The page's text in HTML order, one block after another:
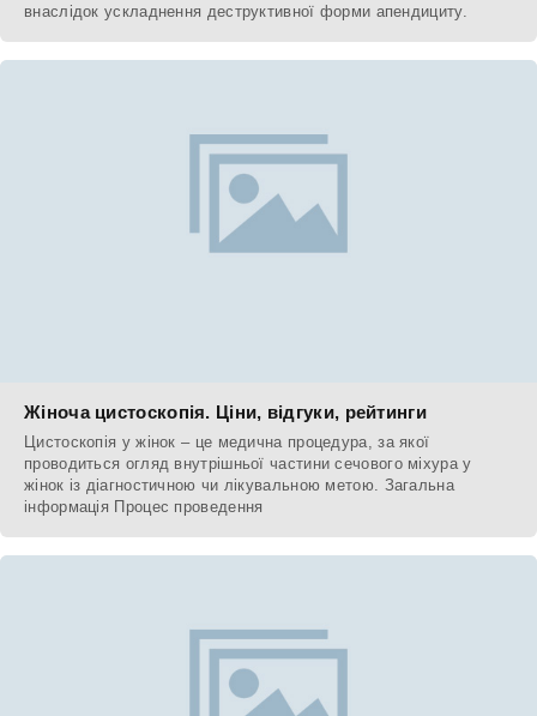
внаслідок ускладнення деструктивної форми апендициту.
Жіноча цистоскопія. Ціни, відгуки, рейтинги
Цистоскопія у жінок – це медична процедура, за якої
проводиться огляд внутрішньої частини сечового міхура у
жінок із діагностичною чи лікувальною метою. Загальна
інформація Процес проведення